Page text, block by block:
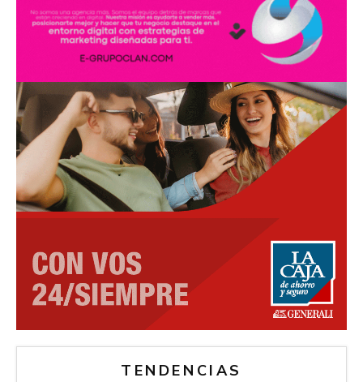
TENDENCIAS